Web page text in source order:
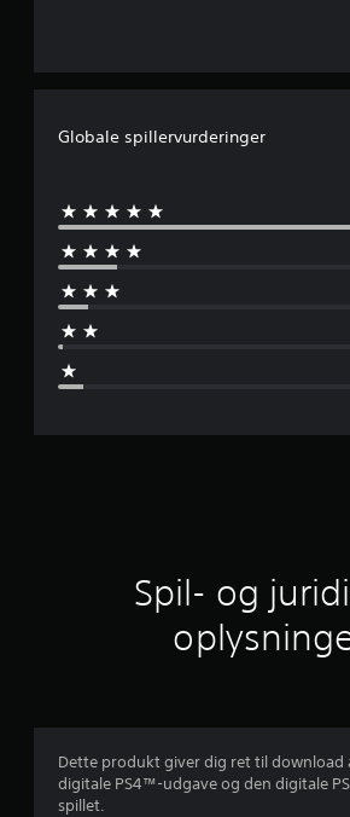
Globale spillervurderinger
Spil- og
Dette produkt giver dig ret til download
digitale PS4™-udgave og den digitale
spillet.